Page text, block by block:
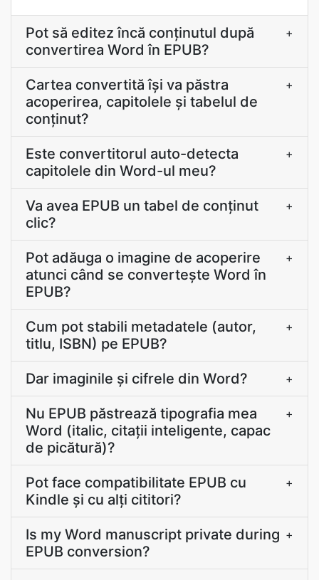
Pot să editez încă conținutul după
convertirea Word în EPUB?
+
Cartea convertită îşi va păstra
acoperirea, capitolele şi tabelul de
conţinut?
+
Este convertitorul auto-detecta
capitolele din Word-ul meu?
+
Va avea EPUB un tabel de conținut
clic?
+
Pot adăuga o imagine de acoperire
atunci când se convertește Word în
EPUB?
+
Cum pot stabili metadatele (autor,
titlu, ISBN) pe EPUB?
+
Dar imaginile şi cifrele din Word? +
Nu EPUB păstrează tipografia mea
Word (italic, citații inteligente, capac
de picătură)?
+
Pot face compatibilitate EPUB cu
Kindle și cu alți cititori?
+
Is my Word manuscript private during
EPUB conversion?
+